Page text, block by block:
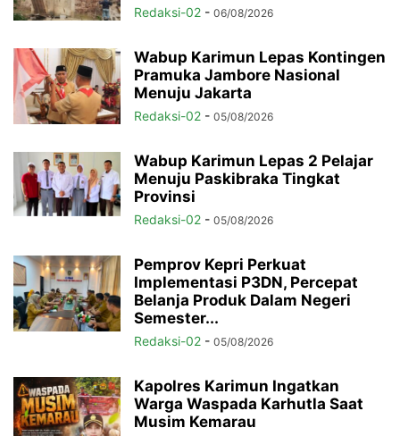
Redaksi-02 - 06/08/2026
Wabup Karimun Lepas Kontingen
Pramuka Jambore Nasional
Menuju Jakarta
Redaksi-02 - 05/08/2026
Wabup Karimun Lepas 2 Pelajar
Menuju Paskibraka Tingkat
Provinsi
Redaksi-02 - 05/08/2026
Pemprov Kepri Perkuat
Implementasi P3DN, Percepat
Belanja Produk Dalam Negeri
Semester...
Redaksi-02 - 05/08/2026
Kapolres Karimun Ingatkan
Warga Waspada Karhutla Saat
Musim Kemarau